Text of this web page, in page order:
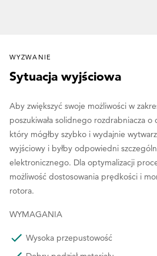
WYZWANIE
Sytuacja wyjściowa
Aby zwiększyć swoje możliwości w
poszukiwała solidnego rozdrabniacza o
który mógłby szybko i wydajnie
wyjściowy i byłby odpowiedni
elektronicznego. Dla optymalizacji
możliwość dostosowania prędkości i
rotora.
WYMAGANIA
Wysoka przepustowość